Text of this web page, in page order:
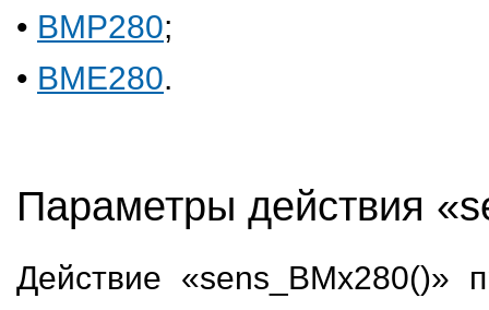
• BMP280;
• BME280.
Параметры действия
Действие «sens_BMx280()»